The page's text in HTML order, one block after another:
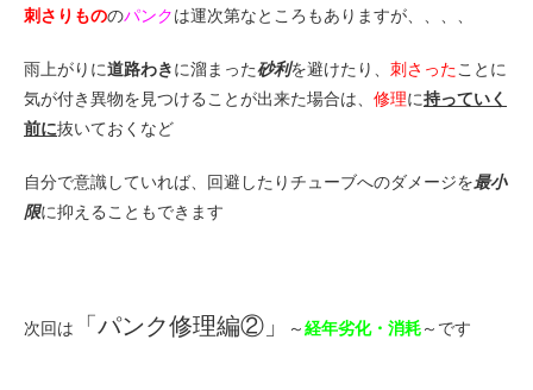
刺さりもののパンクは運次第なところもありますが、、、、
雨上がりに道路わきに溜まった砂利を避けたり、 刺さったことに
気が付き異物を見つけることが出来た場合は、 修理に持っていく
前に抜いておくなど
自分で意識していれば、回避したりチューブへのダメージを最小
限に抑えることもできます
次回は 「パンク修理編②」 ～経年劣化・消耗～です